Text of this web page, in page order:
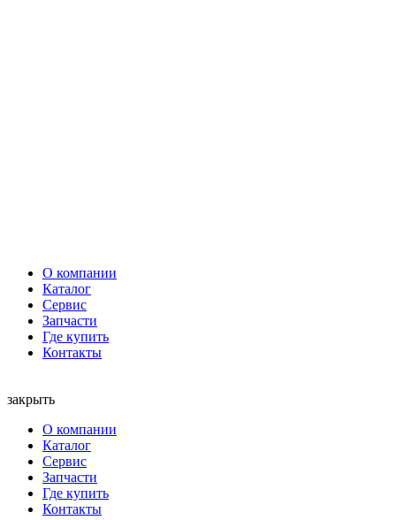
О компании
Каталог
Сервис
Запчасти
Где купить
Контакты
закрыть
О компании
Каталог
Сервис
Запчасти
Где купить
Контакты